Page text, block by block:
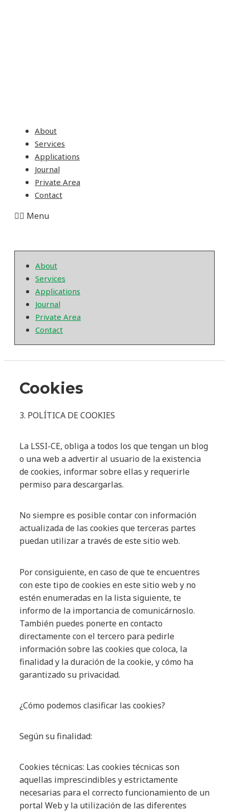
About
Services
Applications
Journal
Private Area
Contact
Menu
About
Services
Applications
Journal
Private Area
Contact
Cookies
3. POLÍTICA DE COOKIES
La LSSI-CE, obliga a todos los que tengan un blog
o una web a advertir al usuario de la existencia
de cookies, informar sobre ellas y requerirle
permiso para descargarlas.
No siempre es posible contar con información
actualizada de las cookies que terceras partes
puedan utilizar a través de este sitio web.
Por consiguiente, en caso de que te encuentres
con este tipo de cookies en este sitio web y no
estén enumeradas en la lista siguiente, te
informo de la importancia de comunicárnoslo.
También puedes ponerte en contacto
directamente con el tercero para pedirle
información sobre las cookies que coloca, la
finalidad y la duración de la cookie, y cómo ha
garantizado su privacidad.
¿Cómo podemos clasificar las cookies?
Según su finalidad:
Cookies técnicas: Las cookies técnicas son
aquellas imprescindibles y estrictamente
necesarias para el correcto funcionamiento de un
portal Web y la utilización de las diferentes